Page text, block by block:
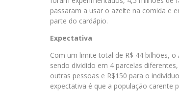
passaram a usar o azeite na comida e
parte do cardápio.
Expectativa
Com um limite total de R$ 44 bilhões,
sendo dividido em 4 parcelas
outras pessoas e R$150 para o
expectativa é que a população carente